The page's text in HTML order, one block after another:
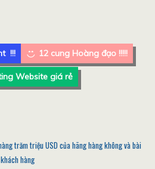
!!! 12 cung Hoàng đạo !!!!!
Website giá rẻ
trăm triệu USD của hãng hàng không và bài
hàng